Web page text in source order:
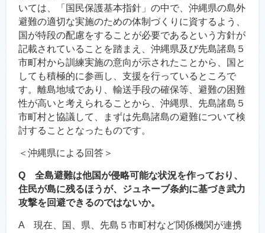
いては、「国民保護基本指針」の中で、沖縄県の島外
避難の適切な実施のための体制づくりに資するよう、
国が特段の配慮をすることが必要であるという方針が
記載されていることを踏まえ、沖縄県及び先島諸島５
市町村から訓練実施の意向が示されたことから、国と
しても積極的に参画し、支援を行っているところで
す。離島地域であり、輸送手段の確保等、避難の困難
性が高いと考えられることから、沖縄県、先島諸島５
市町村と協議して、まずは先島諸島の避難について検
討することとなったものです。
＜沖縄県による回答＞
Q 全島避難は他国が侵略可能な状況を作っており、
住民が島に残るほうが、ジュネーブ条約に基づき武力
攻撃を回避できるのではないか。
A 現在、国、県、先島５市町村など関係機関が連携